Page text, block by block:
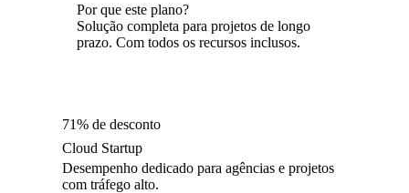
Por que este plano?
Solução completa para projetos de longo
prazo. Com todos os recursos inclusos.
71% de desconto
Cloud Startup
Desempenho dedicado para agências e projetos
com tráfego alto.